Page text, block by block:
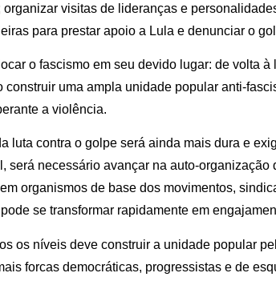
visitas de lideranças e
para prestar apoio a Lula e denunciar o
o fascismo em seu devido lugar: de volta à
construir uma ampla unidade popular anti-
a violência.
luta contra o golpe será ainda mais dura e
será necessário avançar na auto-organização
organismos de base dos movimentos,
se transformar rapidamente em
os níveis deve construir a unidade popular
forcas democráticas, progressistas e de